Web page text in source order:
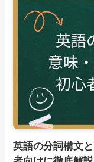
英語の分詞構文